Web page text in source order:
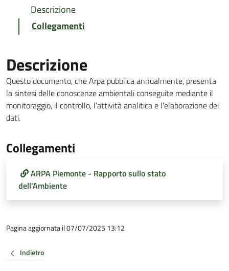
Descrizione
Collegamenti
Descrizione
Questo documento, che Arpa pubblica annualmente, presenta
la sintesi delle conoscenze ambientali conseguite mediante il
monitoraggio, il controllo, l’attività analitica e l'elaborazione dei
dati.
Collegamenti
ARPA Piemonte - Rapporto sullo stato
dell'Ambiente
Pagina aggiornata il 07/07/2025 13:12
Indietro